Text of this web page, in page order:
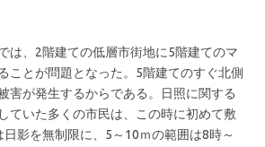
は、2階建ての低層市街地に5階建てのマ
ことが問題となった。5階建てのすぐ北側
害が発生するからである。日照に関する
ていた多くの市民は、この時に初めて敷
影を無制限に、5～10ｍの範囲は8時～